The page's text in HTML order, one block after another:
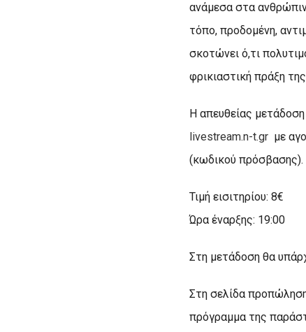
ανάμεσα στα
τόπο, προδομένη,
σκοτώνει ό,τι
φρικιαστική πράξη της
Η απευθείας μετάδοση
livestream.n-t.gr με
(κωδικού πρόσβασης).
Τιμή εισιτηρίου: 8€
Ώρα έναρξης: 19:00
Στη μετάδοση θα
Στη σελίδα
πρόγραμμα της